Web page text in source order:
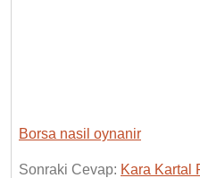
Borsa nasil oynanir
Sonraki Cevap: Kara Kartal